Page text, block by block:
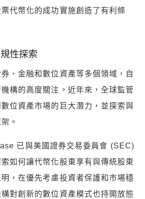
代幣化的成功實施創造了有利條
性探索
、金融和數位資產等多個領域，自
構的高度關注。近年來，全球監管
位資產市場的巨大潛力，並探索與
。
已與美國證券交易委員會 (SEC)
如何讓代幣化股東享有與傳統股東
，在優先考慮投資者保護和市場穩
對創新的數位資產模式也持開放態